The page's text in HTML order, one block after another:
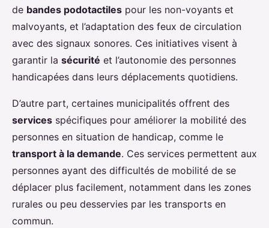
de bandes podotactiles pour les non-voyants et
malvoyants, et l’adaptation des feux de circulation
avec des signaux sonores. Ces initiatives visent à
garantir la sécurité et l’autonomie des personnes
handicapées dans leurs déplacements quotidiens.
D’autre part, certaines municipalités offrent des
services spécifiques pour améliorer la mobilité des
personnes en situation de handicap, comme le
transport à la demande. Ces services permettent aux
personnes ayant des difficultés de mobilité de se
déplacer plus facilement, notamment dans les zones
rurales ou peu desservies par les transports en
commun.